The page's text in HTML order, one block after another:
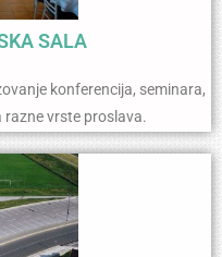
SALA
konferencija, seminara,
vrste proslava.